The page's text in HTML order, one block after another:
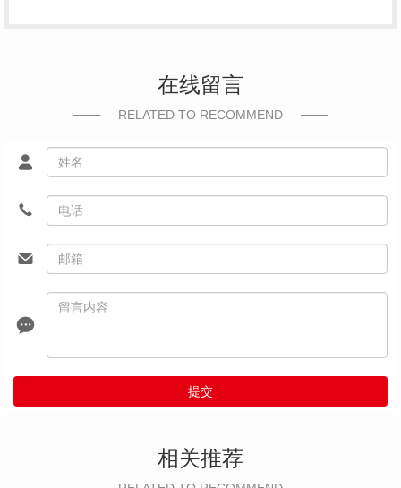
在线留言
RELATED TO RECOMMEND
提交
相关推荐